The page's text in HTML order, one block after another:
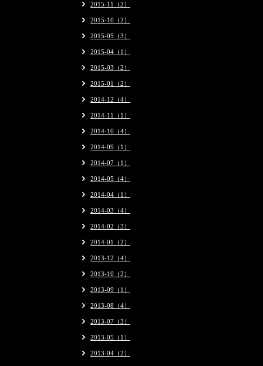
2015-11（2）
2015-10（2）
2015-05（3）
2015-04（1）
2015-03（2）
2015-01（2）
2014-12（4）
2014-11（1）
2014-10（4）
2014-09（1）
2014-07（1）
2014-05（4）
2014-04（1）
2014-03（4）
2014-02（3）
2014-01（2）
2013-12（4）
2013-10（2）
2013-09（1）
2013-08（4）
2013-07（3）
2013-05（1）
2013-04（2）